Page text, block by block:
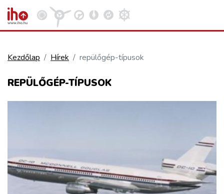
VASÚT
KÖZLEKEDÉSFEJLESZTÉS
Kezdőlap Hírek repülőgép-típusok
REPÜLŐGÉP-TÍPUSOK